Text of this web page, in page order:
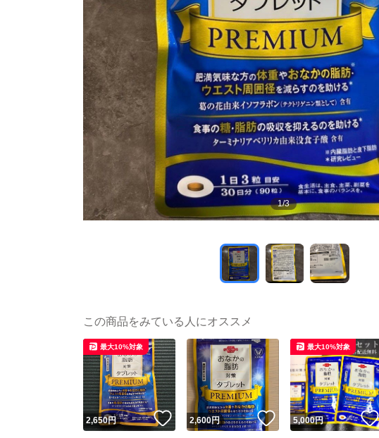
1/3
この商品をみている人にオススメ
2,650円 いいね！
最大10%対象
2,600円 いいね！
5,000円
最大10%対象